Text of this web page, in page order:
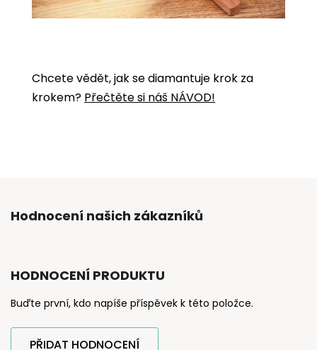
Chcete vědět, jak se diamantuje krok za
krokem? Přečtěte si náš NÁVOD!
Hodnocení našich zákazníků
HODNOCENÍ PRODUKTU
Buďte první, kdo napíše příspěvek k této položce.
PŘIDAT HODNOCENÍ